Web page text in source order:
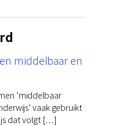
middelbaar en
‘middelbaar
vaak gebruikt
dat volgt […]